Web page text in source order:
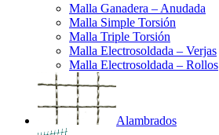
Malla Ganadera – Anudada
Malla Simple Torsión
Malla Triple Torsión
Malla Electrosoldada – Verjas
Malla Electrosoldada – Rollos
Alambrados